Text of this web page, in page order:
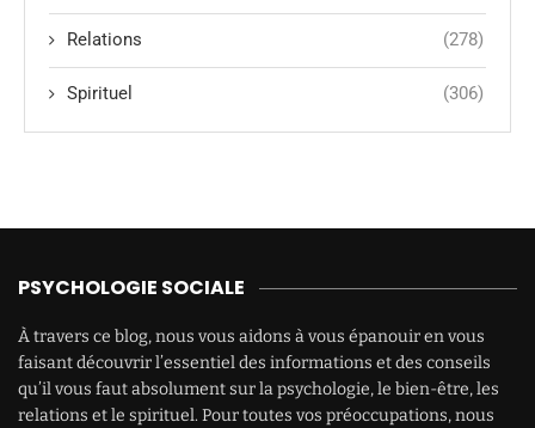
Relations (278)
Spirituel (306)
PSYCHOLOGIE SOCIALE
À travers ce blog, nous vous aidons à vous épanouir en vous
faisant découvrir l’essentiel des informations et des conseils
qu’il vous faut absolument sur la psychologie, le bien-être, les
relations et le spirituel. Pour toutes vos préoccupations, nous